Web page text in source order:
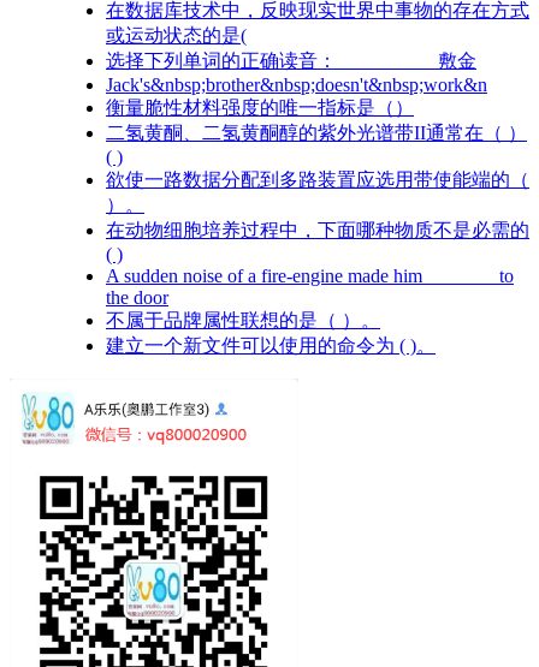
在数据库技术中，反映现实世界中事物的存在方式
或运动状态的是(
选择下列单词的正确读音： 敷金
Jack's&nbsp;brother&nbsp;doesn't&nbsp;work&n
衡量脆性材料强度的唯一指标是（）
二氢黄酮、二氢黄酮醇的紫外光谱带II通常在（ ）
( )
欲使一路数据分配到多路装置应选用带使能端的（
）。
在动物细胞培养过程中，下面哪种物质不是必需的
( )
A sudden noise of a fire-engine made him _______ to
the door
不属于品牌属性联想的是（ ）。
建立一个新文件可以使用的命令为 ( )。